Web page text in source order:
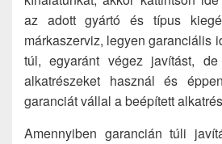
az adott gyártó és típus
márkaszerviz, legyen garanciális
túl, egyaránt végez javítást,
alkatrészeket használ és
garanciát vállal a beépített
Amennyiben garancián túli